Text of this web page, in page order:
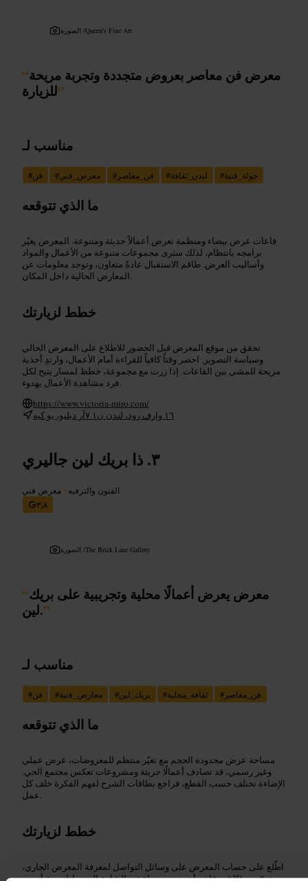
الصورة /Queen's Fine Art
“معرض فن معاصر بعروض متجددة وتجربة مريحة
للزيارة”
مناسب لـ
#فن #معرض_فني # فن_معاصر #لندن_ثقافة #جولة_فنية
ما الذي تتوقعه
قاعات عرض بيضاء ومنظمة تعرض أعمالاً حديثة ومتنوعة. المعرض يغيّر
برامجه بانتظام، لذلك سترى مجموعات متنوعة من الأعمال والمواد
وأساليب العرض. طاقم الاستقبال عادةً متعاون، وتوجد معلومات عن
المعارض الحالية داخل المكان.
خطط لزيارتك
تحقق من موقع المعرض قبل الحضور للاطلاع على المعرض الحالي
وسياسة التصوير. احضر وقتاً كافياً للقراءة أمام الأعمال، وارتدِ أحذية
مريحة للمشي بين القاعات. إذا زرت مع مجموعة، خطط لمسار يتيح لكل
فرد مشاهدة الأعمال بهدوء.
https://www.victoria-miro.com/
١٦ وارف رود، لندن ن١ ٧آر دبليو، يو كيه
ذا بريك لين جاليري
الفنون والترفيه • معرض فني
٣٫٨
الصورة /The Brick Lane Gallery
“معرض يعرض أعمالًا محلية وتجريبية على بريك
لين.”
مناسب لـ
#فن #معارض_فنية #بريك_لين #ثقافة_محلية # فن_معاصر
ما الذي تتوقعه
مساحة عرض محدودة الحجم مع تغيّر منتظم للمعروضات، عرض عملي
وغير رسمي، قد تصادف أعمالًا جريئة ومشروعات تعكس مجتمع الحي.
الإضاءة تختلف حسب القطع، فراجع بطاقات الشرح لفهم الفكرة خلف كل
عمل.
خطط لزيارتك
اطّلع على حساب المعرض على وسائل التواصل لمعرفة المعرض الجاري،
خصّص وقتًا قصيرًا ثم أدمجه مع جولة في الشارع المحيط لتجربة أوسع.